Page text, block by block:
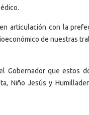
articulación con la
de nuestras
Gobernador que estos
Niño Jesús y